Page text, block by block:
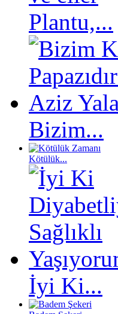
Plantu,...
Bizim...
Kötülük...
İyi Ki...